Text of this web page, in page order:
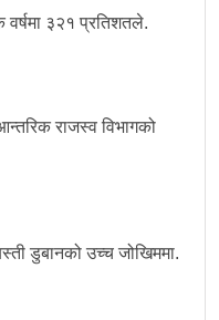
वर्षमा ३२१ प्रतिशतले.
राजस्व विभागको
डुबानको उच्च जोखिममा.